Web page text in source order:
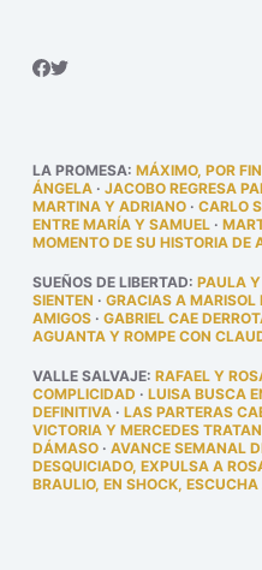
LA PROMESA: MÁXIMO, POR
ÁNGELA· JACOBO REGRESA
MARTINA Y ADRIANO· CARLO
ENTRE MARÍA Y SAMUEL·
MOMENTO DE SU HISTORIA DE
SUEÑOS DE LIBERTAD: PAULA
SIENTEN · GRACIAS A MARISOL
AMIGOS· GABRIEL CAE
AGUANTA Y ROMPE CON
VALLE SALVAJE: RAFAEL Y
COMPLICIDAD · LUISA BUSCA
DEFINITIVA· LAS PARTERAS
VICTORIA Y MERCEDES
DÁMASO· AVANCE SEMANAL
DESQUICIADO, EXPULSA A
BRAULIO, EN SHOCK,